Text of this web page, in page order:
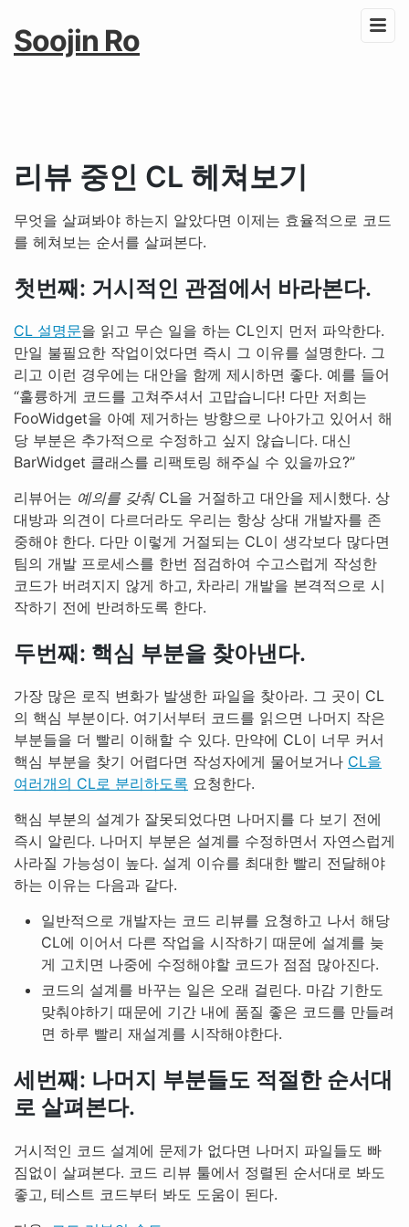
Soojin Ro
리뷰 중인 CL 헤쳐보기
무엇을 살펴봐야 하는지 알았다면 이제는 효율적으로 코드
를 헤쳐보는 순서를 살펴본다.
첫번째: 거시적인 관점에서 바라본다.
CL 설명문을 읽고 무슨 일을 하는 CL인지 먼저 파악한다.
만일 불필요한 작업이었다면 즉시 그 이유를 설명한다. 그
리고 이런 경우에는 대안을 함께 제시하면 좋다. 예를 들어
“훌륭하게 코드를 고쳐주셔서 고맙습니다! 다만 저희는
FooWidget을 아예 제거하는 방향으로 나아가고 있어서 해
당 부분은 추가적으로 수정하고 싶지 않습니다. 대신
BarWidget 클래스를 리팩토링 해주실 수 있을까요?”
리뷰어는 예의를 갖춰CL을 거절하고 대안을 제시했다. 상
대방과 의견이 다르더라도 우리는 항상 상대 개발자를 존
중해야 한다. 다만 이렇게 거절되는 CL이 생각보다 많다면
팀의 개발 프로세스를 한번 점검하여 수고스럽게 작성한
코드가 버려지지 않게 하고, 차라리 개발을 본격적으로 시
작하기 전에 반려하도록 한다.
두번째: 핵심 부분을 찾아낸다.
가장 많은 로직 변화가 발생한 파일을 찾아라. 그 곳이 CL
의 핵심 부분이다. 여기서부터 코드를 읽으면 나머지 작은
부분들을 더 빨리 이해할 수 있다. 만약에 CL이 너무 커서
핵심 부분을 찾기 어렵다면 작성자에게 물어보거나 CL을
여러개의 CL로 분리하도록 요청한다.
핵심 부분의 설계가 잘못되었다면 나머지를 다 보기 전에
즉시 알린다. 나머지 부분은 설계를 수정하면서 자연스럽게
사라질 가능성이 높다. 설계 이슈를 최대한 빨리 전달해야
하는 이유는 다음과 같다.
일반적으로 개발자는 코드 리뷰를 요쳥하고 나서 해당
CL에 이어서 다른 작업을 시작하기 때문에 설계를 늦
게 고치면 나중에 수정해야할 코드가 점점 많아진다.
코드의 설계를 바꾸는 일은 오래 걸린다. 마감 기한도
맞춰야하기 때문에 기간 내에 품질 좋은 코드를 만들려
면 하루 빨리 재설계를 시작해야한다.
세번째: 나머지 부분들도 적절한 순서대
로 살펴본다.
거시적인 코드 설계에 문제가 없다면 나머지 파일들도 빠
짐없이 살펴본다. 코드 리뷰 툴에서 정렬된 순서대로 봐도
좋고, 테스트 코드부터 봐도 도움이 된다.